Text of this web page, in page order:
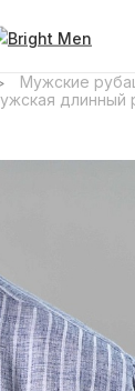
Мужские
длинный